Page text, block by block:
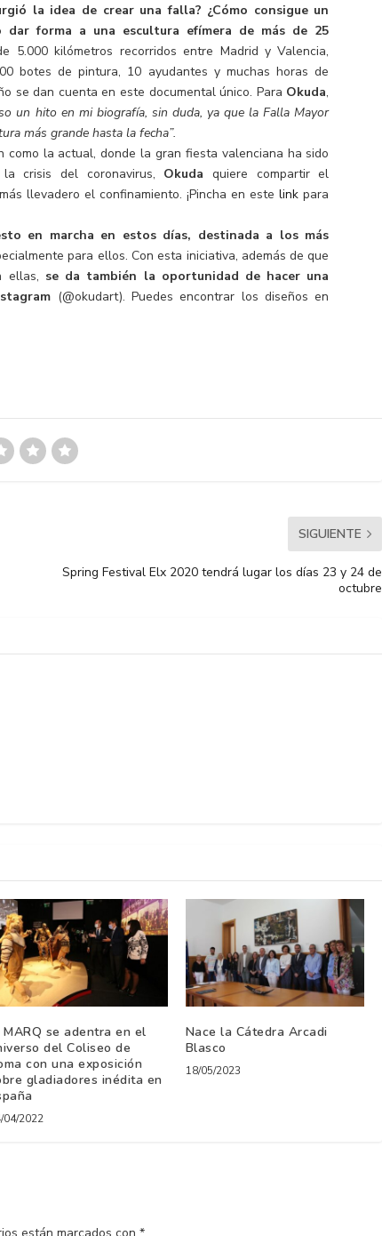
la idea de crear una falla? ¿Cómo consigue un
dar forma a una escultura efímera de más de 25
5.000 kilómetros recorridos entre Madrid y Valencia,
botes de pintura, 10 ayudantes y muchas horas de
se dan cuenta en este documental único. Para Okuda,
un hito en mi biografía, sin duda, ya que la Falla Mayor
más grande hasta la fecha”.
como la actual, donde la gran fiesta valenciana ha sido
crisis del coronavirus, Okuda quiere compartir el
llevadero el confinamiento. ¡Pincha en estelink para
en marcha en estos días, destinada a los más
para ellos. Con esta iniciativa, además de que
ellas, se da también la oportunidad de hacer una
(@okudart). Puedes encontrar los diseños en
SIGUIENTE
Spring Festival Elx 2020 tendrá lugar los días 23 y 24 de
octubre
MARQ se adentra en el
del Coliseo de
con una exposición
gladiadores inédita en
04/2022
Nace la Cátedra Arcadi
Blasco
18/05/2023